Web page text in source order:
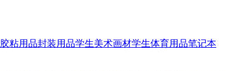
胶粘用品封装用品学生美术画材学生体育用品笔记本